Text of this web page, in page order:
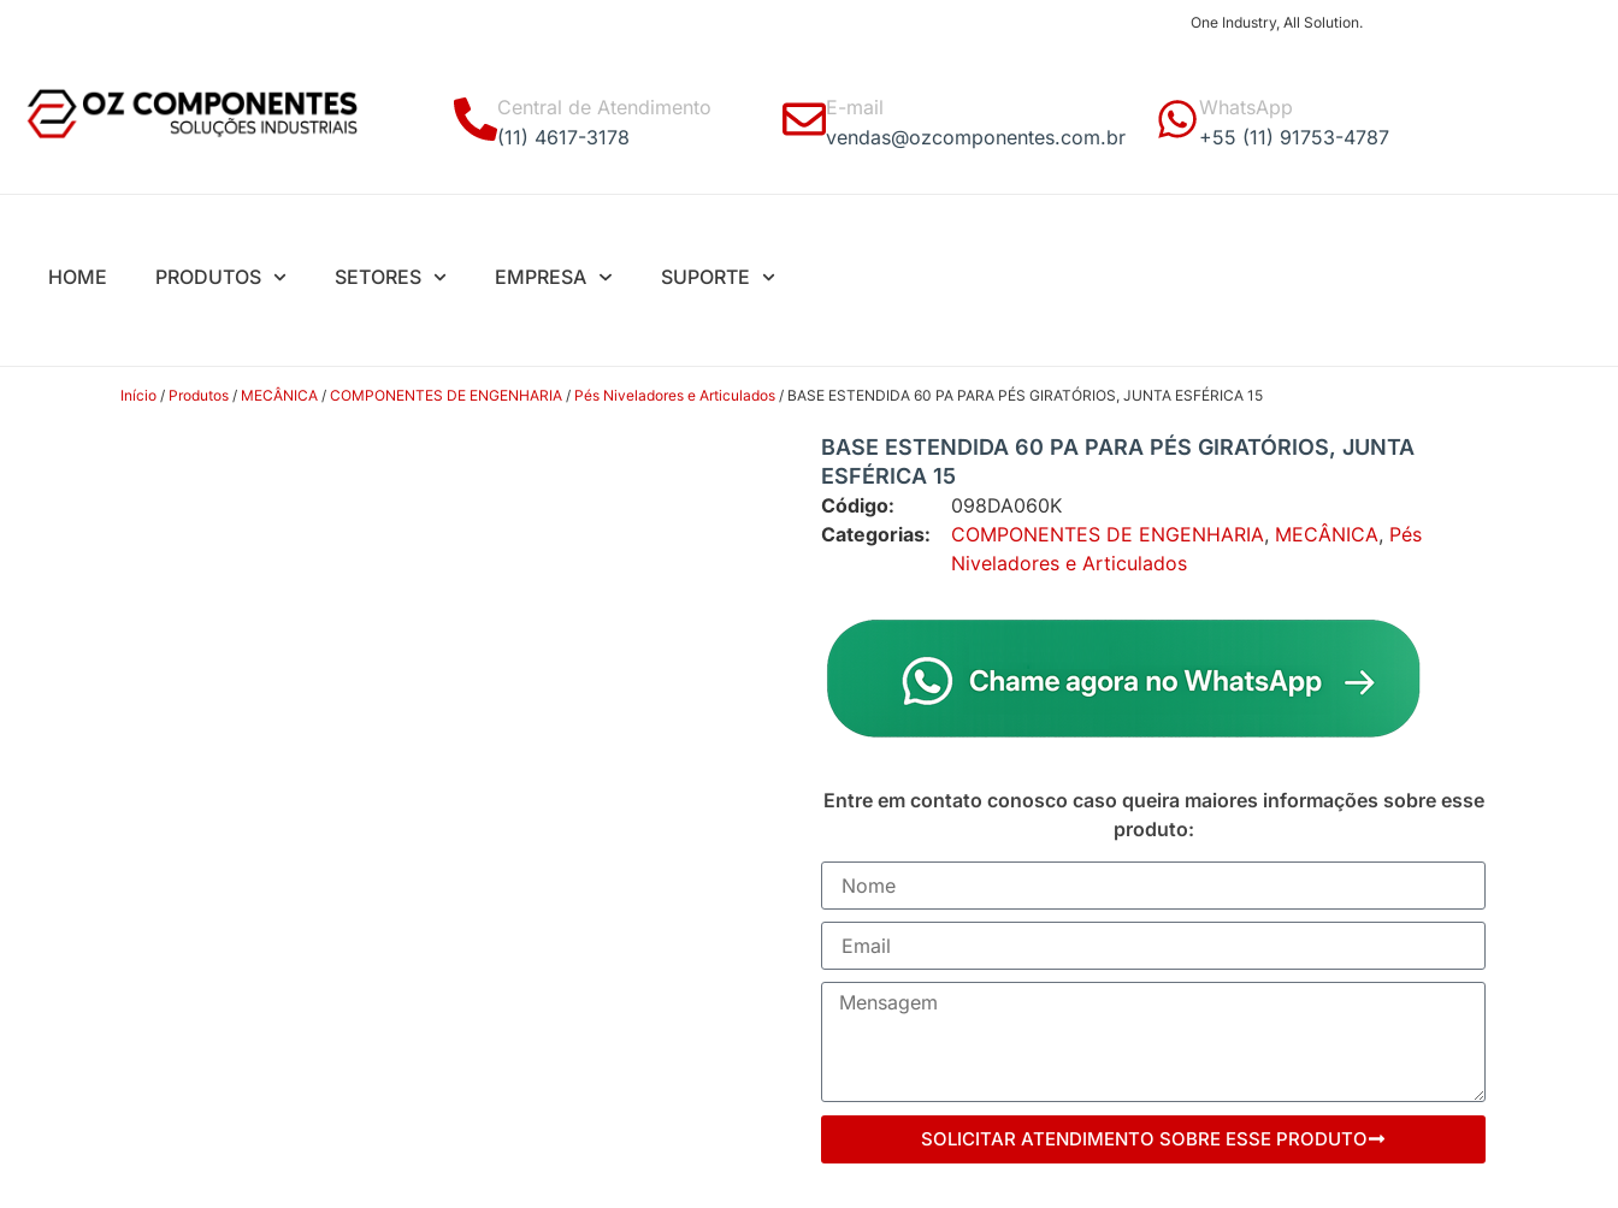
One Industry, All Solution.
Central de Atendimento
(11) 4617-3178
E-mail
vendas@ozcomponentes.com.br
WhatsApp
+55 (11) 91753-4787
HOME PRODUTOS SETORES EMPRESA SUPORTE
Início / Produtos / MECÂNICA / COMPONENTES DE ENGENHARIA / Pés Niveladores e Articulados / BASE ESTENDIDA 60 PA PARA PÉS GIRATÓRIOS, JUNTA ESFÉRICA 15
BASE ESTENDIDA 60 PA PARA PÉS GIRATÓRIOS, JUNTA
ESFÉRICA 15
Código:
098DA060K
Categorias:
COMPONENTES DE ENGENHARIA, MECÂNICA, Pés
Niveladores e Articulados
Entre em contato conosco caso queira maiores informações sobre esse
produto:
SOLICITAR ATENDIMENTO SOBRE ESSE PRODUTO